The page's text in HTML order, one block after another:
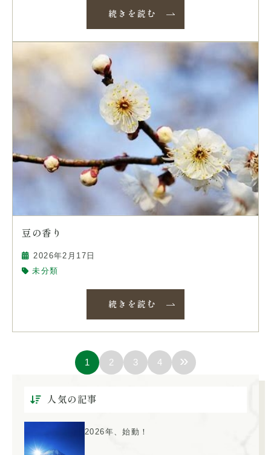
続きを読む
豆の香り
2026年2月17日
未分類
続きを読む
1 2 3 4 »
人気の記事
2026年、始動！